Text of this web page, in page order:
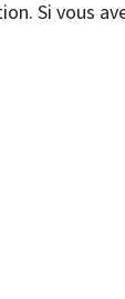
Si vous